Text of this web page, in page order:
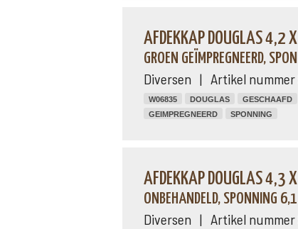
AFDEKKAP DOUGLAS 4,2
GROEN GEÏMPREGNEERD,
Diversen | Artikel nummer
W06835 DOUGLAS GESCHAAFD
GEIMPREGNEERD
SPONNING
AFDEKKAP DOUGLAS 4,3
ONBEHANDELD, SPONNING
Diversen | Artikel nummer